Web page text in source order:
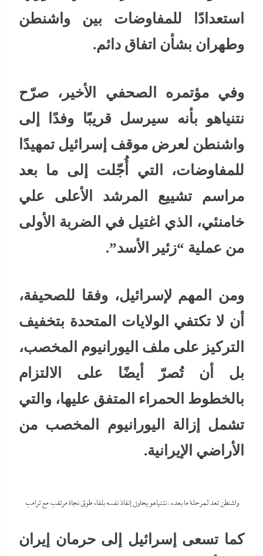
استعدادًا للمفاوضات بين واشنطن
وطهران بشأن اتفاق دائم.
وفي مؤتمره الصحفي الأخير، صرّح
نتنياهو بأنه سيرسل قريبًا وفدًا إلى
واشنطن لعرض موقف إسرائيل تمهيدًا
للمفاوضات، التي أُجّلت إلى ما بعد
مراسم تشييع المرشد الأعلى علي
خامنئي، الذي اغتيل في الضربة الأولى
من عملية “زئير الأسد”.
ومن المهم لإسرائيل، وفقا للصحيفة،
أن لا تكتفي الولايات المتحدة بتخفيف
التركيز على ملف اليورانيوم المخصب،
بل أن تُصرّ أيضًا على الالتزام
بالخطوط الحمراء المتفق عليها، والتي
تشمل إزالة اليورانيوم المخصب من
الأراضي الإيرانية.
واشنطن تعد لمرحلة ما بعده : نتنياهو يحاول إنقاذ نفسه بلقاء طوق نجاة مرتقب مع ترامب
كما تسعى إسرائيل إلى حرمان إيران